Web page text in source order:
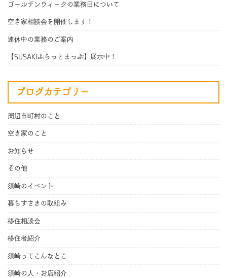
ゴールデンウィークの業務日について
空き家相談会を開催します！
連休中の業務のご案内
【SUSAKIふらっとまっぷ】展示中！
ブログカテゴリー
周辺市町村のこと
空き家のこと
お知らせ
その他
須崎のイベント
暮らすさきの取組み
移住相談会
移住者紹介
須崎ってこんなとこ
須崎の人・お店紹介